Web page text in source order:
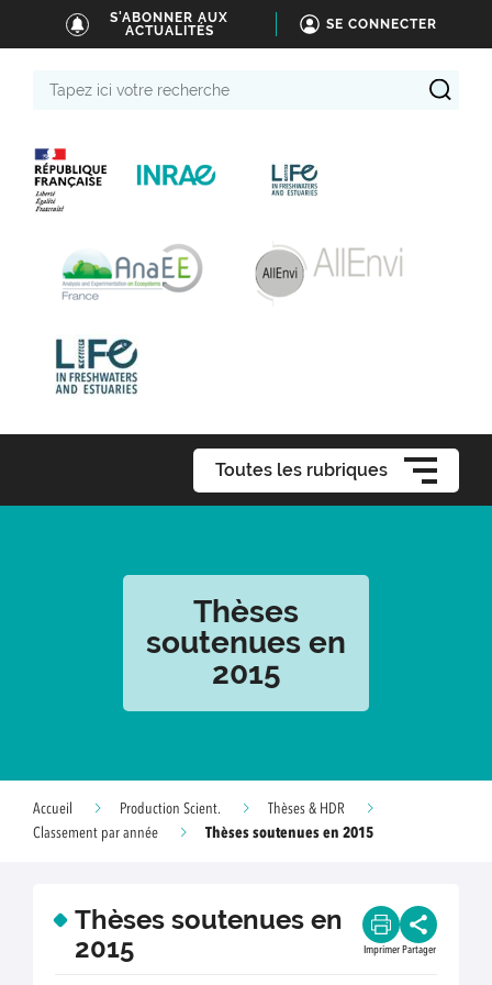
S'ABONNER AUX
ACTUALITÉS
SE CONNECTER
Toutes les rubriques
Thèses
soutenues en
2015
Accueil Production Scient.
Thèses & HDR
Classement par année
Thèses soutenues en 2015
Thèses soutenues en
2015
Imprimer Partager